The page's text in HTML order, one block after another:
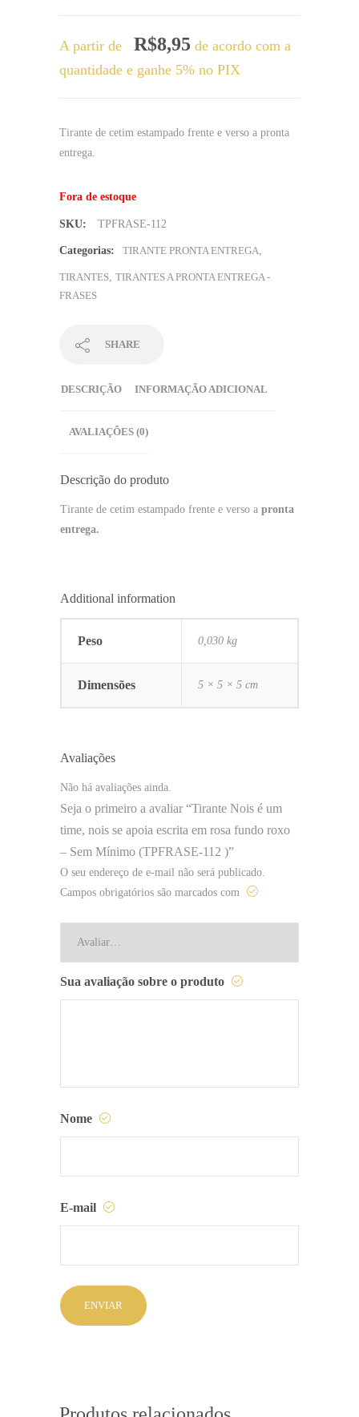
A partir de R$8,95 de acordo com a
quantidade e ganhe 5% no PIX
Tirante de cetim estampado frente e verso a pronta
entrega.
Fora de estoque
SKU: TPFRASE-112
Categorias: TIRANTE PRONTA ENTREGA,
TIRANTES, TIRANTES A PRONTA ENTREGA -
FRASES
SHARE
DESCRIÇÃO INFORMAÇÃO ADICIONAL
AVALIAÇÕES (0)
Descrição do produto
Tirante de cetim estampado frente e verso a pronta
entrega.
Additional information
Peso 0,030 kg
Dimensões 5 × 5 × 5 cm
Avaliações
Não há avaliações ainda.
Seja o primeiro a avaliar “Tirante Nois é um
time, nois se apoia escrita em rosa fundo roxo
– Sem Mínimo (TPFRASE-112 )”
O seu endereço de e-mail não será publicado.
Campos obrigatórios são marcados com
Sua avaliação sobre o produto
Nome
E-mail